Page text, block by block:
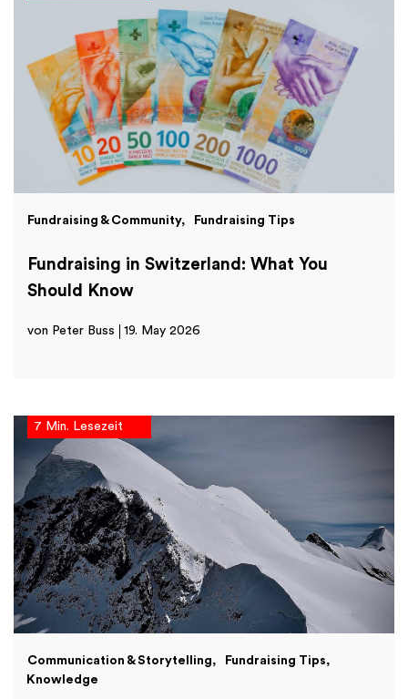
Fundraising & Community Fundraising Tips
Fundraising in Switzerland: What You
Should Know
von Peter Buss 19. May 2026
7 Min. Lesezeit
Communication & Storytelling
Fundraising Tips
Knowledge